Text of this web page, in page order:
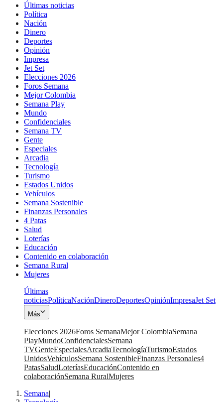
Últimas noticias
Política
Nación
Dinero
Deportes
Opinión
Impresa
Jet Set
Elecciones 2026
Foros Semana
Mejor Colombia
Semana Play
Mundo
Confidenciales
Semana TV
Gente
Especiales
Arcadia
Tecnología
Turismo
Estados Unidos
Vehículos
Semana Sostenible
Finanzas Personales
4 Patas
Salud
Loterías
Educación
Contenido en colaboración
Semana Rural
Mujeres
Últimas
noticiasPolíticaNaciónDineroDeportesOpiniónImpresaJet Set
Más
Elecciones 2026Foros SemanaMejor ColombiaSemana
PlayMundoConfidencialesSemana
TVGenteEspecialesArcadiaTecnologíaTurismoEstados
UnidosVehículosSemana SostenibleFinanzas Personales4
PatasSaludLoteríasEducaciónContenido en
colaboraciónSemana RuralMujeres
Semana|